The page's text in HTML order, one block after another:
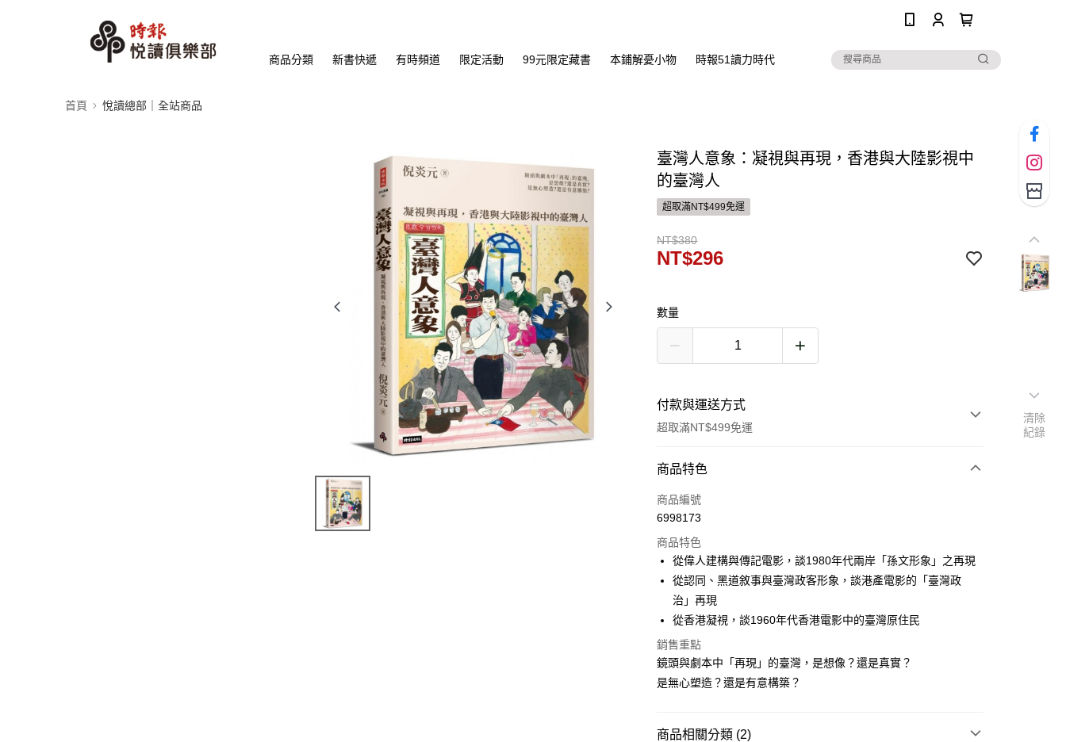
商品分類 新書快遞 有時頻道 限定活動 99元限定藏書 本鋪解憂小物 時報51讀力時代
首頁 悅讀總部｜全站商品
臺灣人意象：凝視與再現，香港與大陸影視中
的臺灣人
超取滿NT$499免運
NT$380
NT$296
數量
付款與運送方式
超取滿NT$499免運
付款方式
信用卡一次付款
運送方式
付款後全家取貨
每筆NT$60，滿NT$499(含以上)免運費
付款後7-11取貨
每筆NT$60，滿NT$499(含以上)免運費
每筆NT$100，滿NT$499(含以上)免運費
商品特色
商品編號
6998173
商品特色
從偉人建構與傳記電影，談1980年代兩岸「孫文形象」之再現
從認同、黑道敘事與臺灣政客形象，談港產電影的「臺灣政
治」再現
從香港凝視，談1960年代香港電影中的臺灣原住民
銷售重點
鏡頭與劇本中「再現」的臺灣，是想像？還是真實？
是無心塑造？還是有意構築？
商品相關分類 (2)
清除
紀錄